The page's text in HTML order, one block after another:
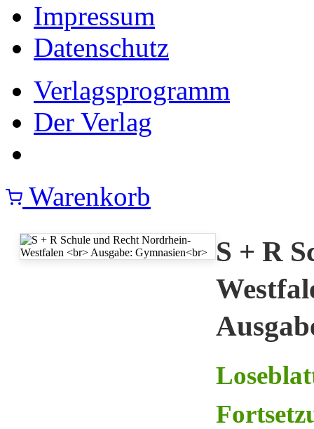
Impressum
Datenschutz
Verlagsprogramm
Der Verlag
Warenkorb
S + R